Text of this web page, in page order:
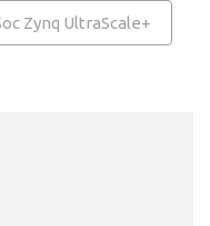
Zynq UltraScale+